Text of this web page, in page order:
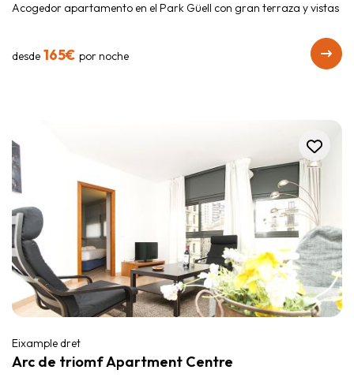
Acogedor apartamento en el Park Güell con gran terraza y vistas
desde 165€ por noche
Eixample dret
Arc de triomf Apartment Centre